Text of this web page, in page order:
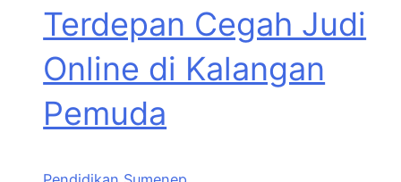
Terdepan Cegah Judi
Online di Kalangan
Pemuda